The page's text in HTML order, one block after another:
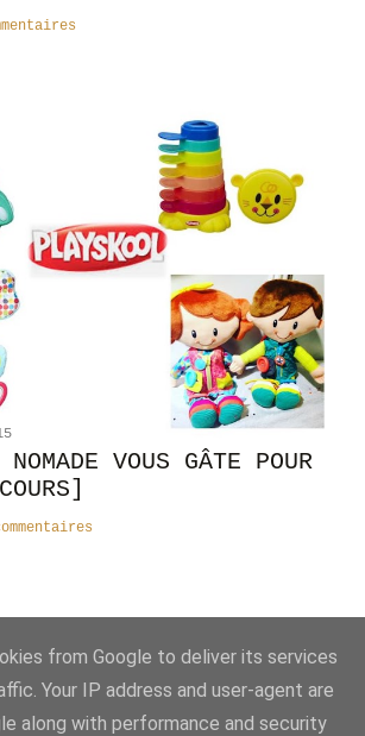
NOMADE VOUS GÂTE POUR
from Google to deliver its services
Your IP address and user-agent are
along with performance and security